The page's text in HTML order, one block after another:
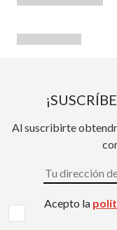
Al suscribirte
Acepto la